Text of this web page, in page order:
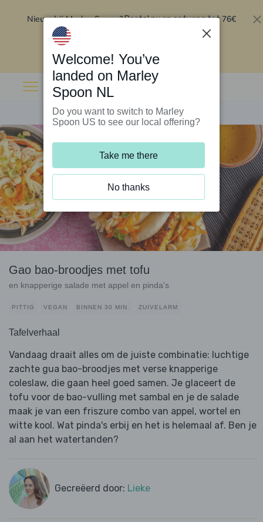
Nieuw bij Marley Spoon?Bestel nu en ontvang tot 76€
Gao bao-broodjes met tofu
en knapperige salade met appel en pinda's
PITTIG VEGAN BINNEN 30 MIN. ZUIVELARM
Tafelverhaal
Vandaag draait alles om de juiste combinatie: luchtige
zachte gua bao-broodjes met verse knapperige
coleslaw, die gaan heel goed samen. Je glaceert de
tofu voor de bao-vulling met sambal en je de salade
maak je van een friszure combo van appel, wortel en
witte kool. Wat pinda's erbij en het is helemaal af. Ben je
al aan het watertanden?
Gecreëerd door: Lieke
Welcome! You’ve
landed on Marley
Spoon NL
Do you want to switch to Marley
Spoon US to see our local offering?
Take me there
No thanks